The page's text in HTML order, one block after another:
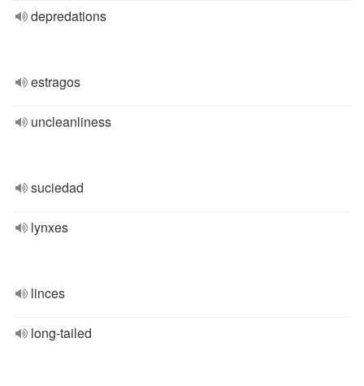
depredations
estragos
uncleanliness
suciedad
lynxes
linces
long-tailed